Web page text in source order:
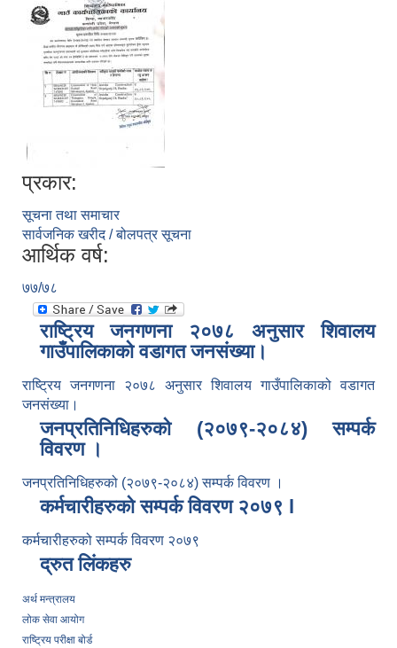
प्रकार:
सूचना तथा समाचार
सार्वजनिक खरीद / बोलपत्र सूचना
आर्थिक वर्ष:
७७/७८
राष्ट्रिय जनगणना २०७८ अनुसार शिवालय
गाउँपालिकाको वडागत जनसंख्या।
राष्ट्रिय जनगणना २०७८ अनुसार शिवालय गाउँपालिकाको वडागत
जनसंख्या।
जनप्रतिनिधिहरुको (२०७९-२०८४) सम्पर्क
विवरण ।
जनप्रतिनिधिहरुको (२०७९-२०८४) सम्पर्क विवरण ।
कर्मचारीहरुको सम्पर्क विवरण २०७९ l
कर्मचारीहरुको सम्पर्क विवरण २०७९
द्रुत लिंकहरु
अर्थ मन्त्रालय
लोक सेवा आयोग
राष्ट्रिय परीक्षा बोर्ड